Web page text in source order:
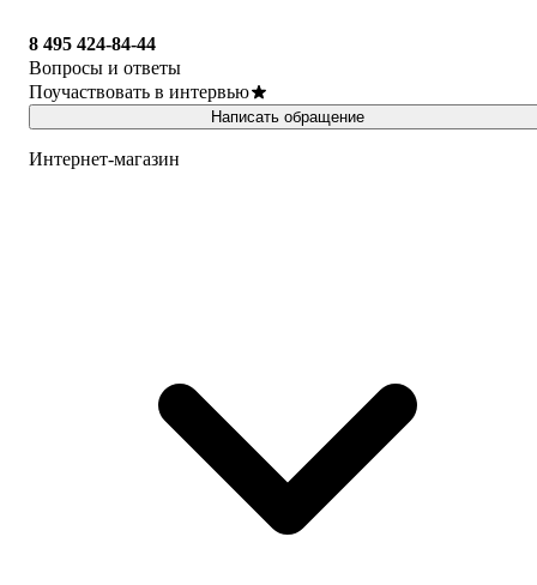
8 495 424-84-44
Вопросы и ответы
Поучаствовать в интервью
Написать обращение
Интернет-магазин